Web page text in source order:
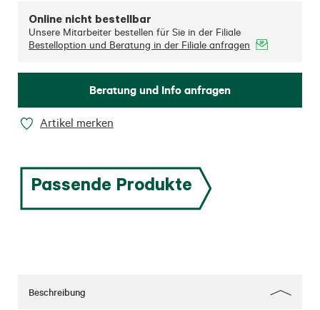
Online nicht bestellbar
Unsere Mitarbeiter bestellen für Sie in der Filiale
Bestelloption und Beratung in der Filiale anfragen
Beratung und Info anfragen
Artikel merken
Passende Produkte
Beschreibung